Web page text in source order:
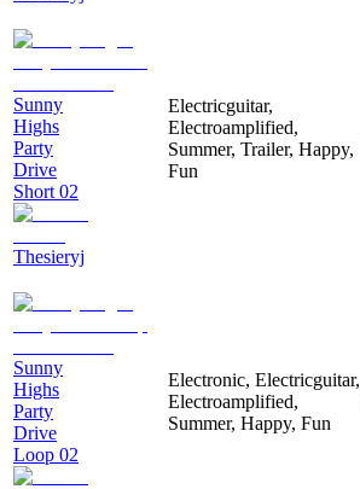
Sunny
Highs
Party
Drive
Short 02
Thesieryj
Electricguitar,
Electroamplified,
Summer, Trailer, Happy,
Fun
Sunny
Highs
Party
Drive
Loop 02
Electronic, Electricguitar,
Electroamplified,
Summer, Happy, Fun